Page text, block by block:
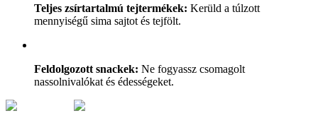
Teljes zsírtartalmú tejtermékek: Kerüld a túlzott
mennyiségű sima sajtot és tejfölt.
Feldolgozott snackek: Ne fogyassz csomagolt
nassolnivalókat és édességeket.